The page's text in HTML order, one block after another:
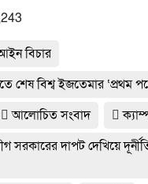
বিচার
শেষ বিশ্ব ইজতেমার ‘প্রথম
আলোচিত সংবাদ
সরকারের দাপট দেখিয়ে